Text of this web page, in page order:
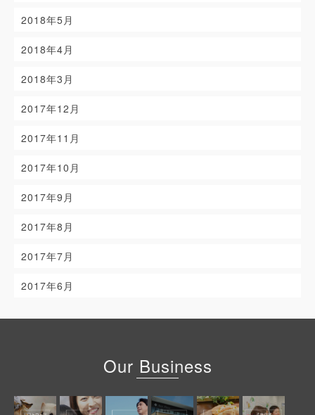
2018年5月
2018年4月
2018年3月
2017年12月
2017年11月
2017年10月
2017年9月
2017年8月
2017年7月
2017年6月
Our Business